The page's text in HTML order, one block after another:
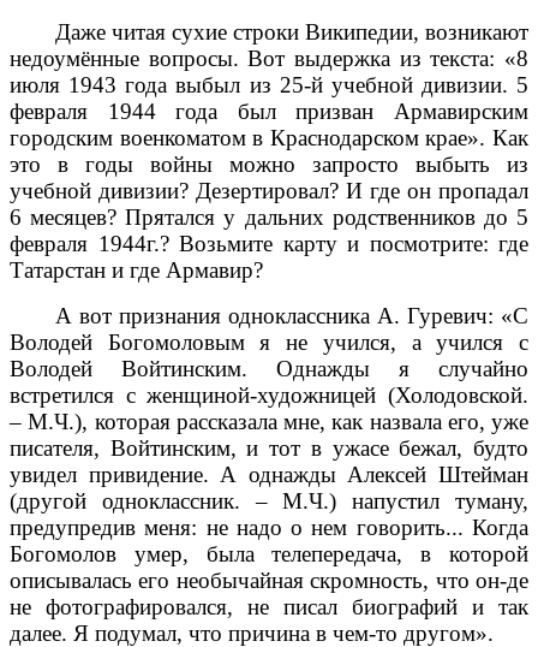
Даже читая сухие строки Википедии, возникают
недоумённые вопросы. Вот выдержка из текста: «8
июля 1943 года выбыл из 25-й учебной дивизии. 5
февраля 1944 года был призван Армавирским
городским военкоматом в Краснодарском крае». Как
это в годы войны можно запросто выбыть из
учебной дивизии? Дезертировал? И где он пропадал
6 месяцев? Прятался у дальних родственников до 5
февраля 1944г.? Возьмите карту и посмотрите: где
Татарстан и где Армавир?
А вот признания одноклассника А. Гуревич: «С
Володей Богомоловым я не учился, а учился с
Володей Войтинским. Однажды я случайно
встретился с женщиной-художницей (Холодовской.
– М.Ч.), которая рассказала мне, как назвала его, уже
писателя, Войтинским, и тот в ужасе бежал, будто
увидел привидение. А однажды Алексей Штейман
(другой одноклассник. – М.Ч.) напустил туману,
предупредив меня: не надо о нем говорить... Когда
Богомолов умер, была телепередача, в которой
описывалась его необычайная скромность, что он-де
не фотографировался, не писал биографий и так
далее. Я подумал, что причина в чем-то другом».